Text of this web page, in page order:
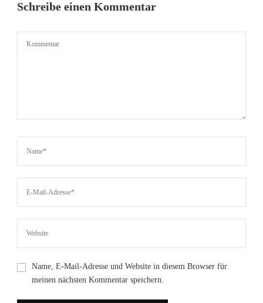
Schreibe einen Kommentar
Name, E-Mail-Adresse und Website in diesem Browser für
meinen nächsten Kommentar speichern.